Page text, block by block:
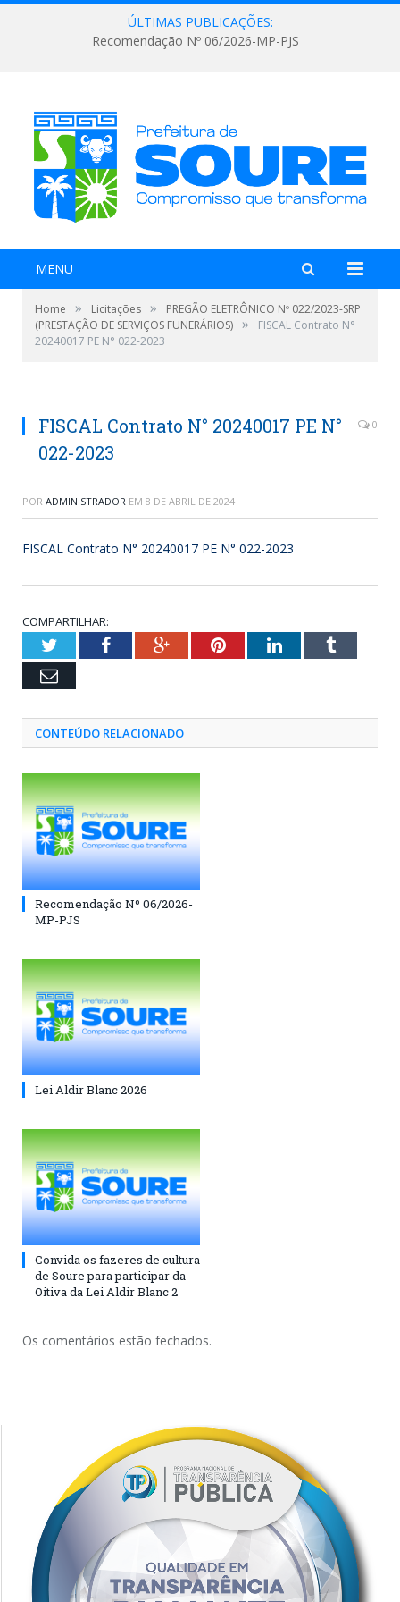
ÚLTIMAS PUBLICAÇÕES:
Recomendação Nº 06/2026-MP-PJS
MENU
Home » Licitações »
PREGÃO ELETRÔNICO Nº 022/2023-SRP
(PRESTAÇÃO DE SERVIÇOS FUNERÁRIOS) »
FISCAL Contrato N°
20240017 PE N° 022-2023
FISCAL Contrato N° 20240017 PE N°
022-2023
0
POR ADMINISTRADOR EM 8 DE ABRIL DE 2024
FISCAL Contrato N° 20240017 PE N° 022-2023
COMPARTILHAR:
TwitterFacebookGoogle+PinterestLinkedInTumblr
Email
CONTEÚDO RELACIONADO
Recomendação Nº 06/2026-
MP-PJS
Lei Aldir Blanc 2026
Convida os fazeres de cultura
de Soure para participar da
Oitiva da Lei Aldir Blanc 2
Os comentários estão fechados.